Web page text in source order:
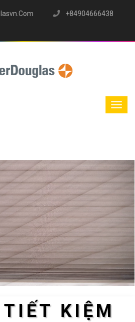
+84904666438
KIỆM